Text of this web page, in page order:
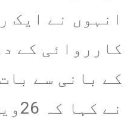
انہوں نے ایک
کارروائی کے
کے بانی سے
نے